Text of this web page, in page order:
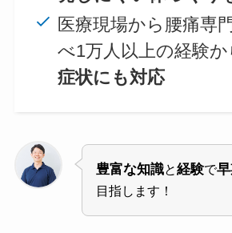
医療現場から腰痛専
べ1万人以上の経験か
症状にも対応
豊富な知識と経験で
目指します！